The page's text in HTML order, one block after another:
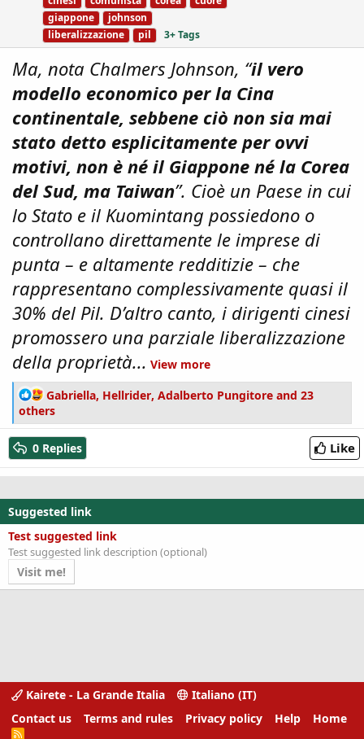
g
s
giappone
johnson
liberalizzazione
pil 3+ Tags
Ma, nota Chalmers Johnson, “il vero
modello economico per la Cina
continentale, sebbene ciò non sia mai
stato detto esplicitamente per ovvi
motivi, non è né il Giappone né la Corea
del Sud, ma Taiwan”. Cioè un Paese in cui
lo Stato e il Kuomintang possiedono o
controllano direttamente le imprese di
punta – e altamente redditizie – che
rappresentano complessivamente quasi il
30% del Pil. D’altro canto, i dirigenti cinesi
promossero una parziale liberalizzazione
della proprietà... View more
R
e
a
c
t
i
n
s
:
Gabriella, Hellrider, Adalberto Pungitore and 23
others
0 Replies Like
Suggested link
Test suggested link
Test suggested link description (optional)
Visit me!
Kairete - La Grande Italia
Italiano (IT)
Contact us
Terms and rules Privacy policy Help Home
R